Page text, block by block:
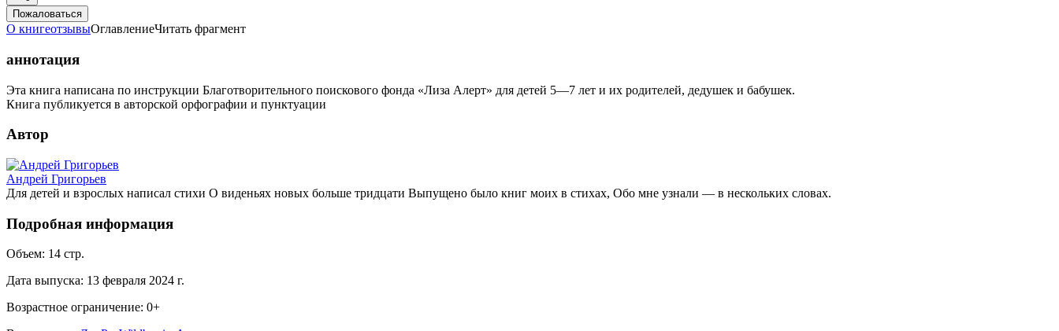
Пожаловаться
О книгеотзывыОглавлениеЧитать фрагмент
аннотация
Эта книга написана по инструкции Благотворительного поискового фонда «Лиза Алерт» для детей 5—7 лет и их родителей, дедушек и бабушек.
Книга публикуется в авторской орфографии и пунктуации
Автор
Андрей Григорьев
Для детей и взрослых написал стихи О виденьях новых больше тридцати Выпущено было книг моих в стихах, Обо мне узнали — в нескольких словах.
Подробная информация
Объем: 14 стр.
Дата выпуска: 13 февраля 2024 г.
Возрастное ограничение: 0+